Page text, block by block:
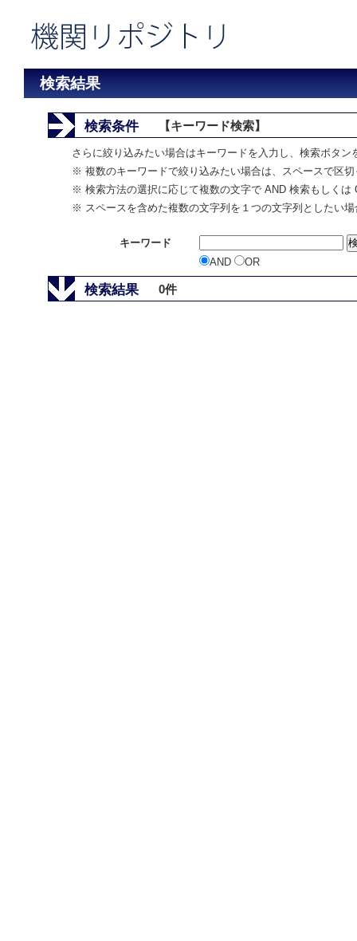
検索結果
検索条件 【キーワード検索】
さらに絞り込みたい場合はキーワードを入力し、検索ボタ
※ 複数のキーワードで絞り込みたい場合は、スペースで区
※ 検索方法の選択に応じて複数の文字で AND 検索もしくは
※ スペースを含めた複数の文字列を１つの文字列としたい
キーワード
AND
OR
検索結果 0件